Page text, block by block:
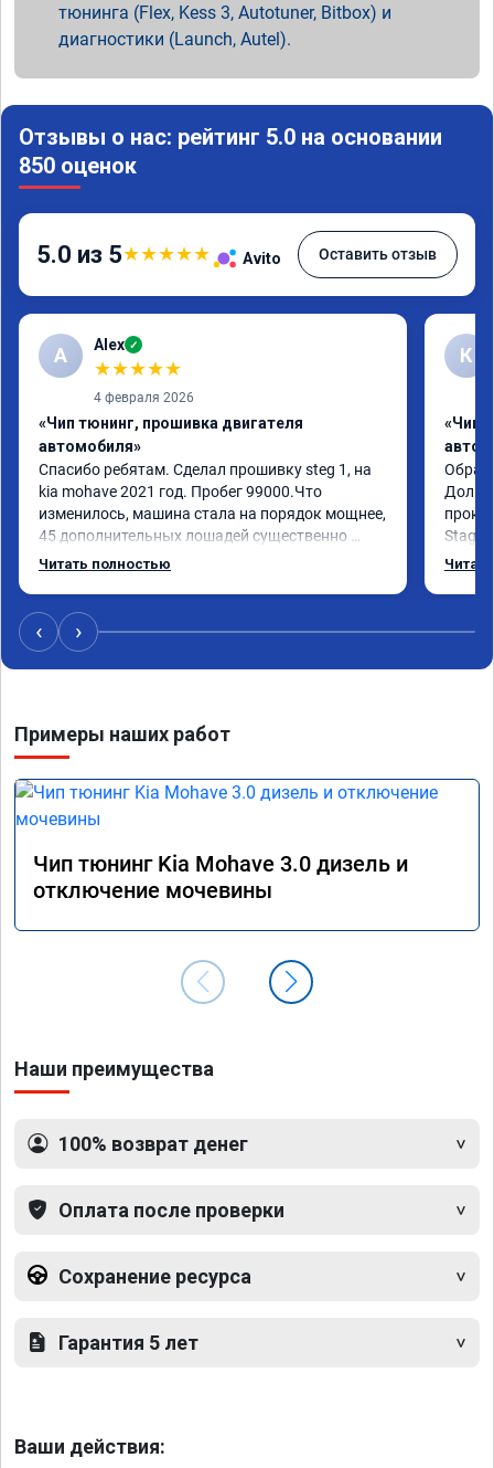
тюнинга (Flex, Kess 3, Autotuner, Bitbox) и
диагностики (Launch, Autel).
Отзывы о нас: рейтинг 5.0 на основании
850 оценок
5.0 из 5★★★★★ Avito Оставить отзыв
A Alex ✓
★★★★★
4 февраля 2026
«Чип тюнинг, прошивка двигателя
автомобиля»
Спасибо ребятам. Сделал прошивку steg 1, на
kia mohave 2021 год. Пробег 99000.Что
изменилось, машина стала на порядок мощнее,
45 дополнительных лошадей существенно
чувствуется и соответственно крутящего
12-12.5. Коробка перестала подпинывать при
наборе скорости. Педаль газа более
отзывчевее. В целом, я очень доволен.!
Читать полностью
К
«Чип
Долго
Stage
с
‹ ›
Примеры наших работ
Чип тюнинг Kia Mohave 3.0 дизель и
отключение мочевины
Наши преимущества
100% возврат денег
Оплата после проверки
Сохранение ресурса
Гарантия 5 лет
Ваши действия: